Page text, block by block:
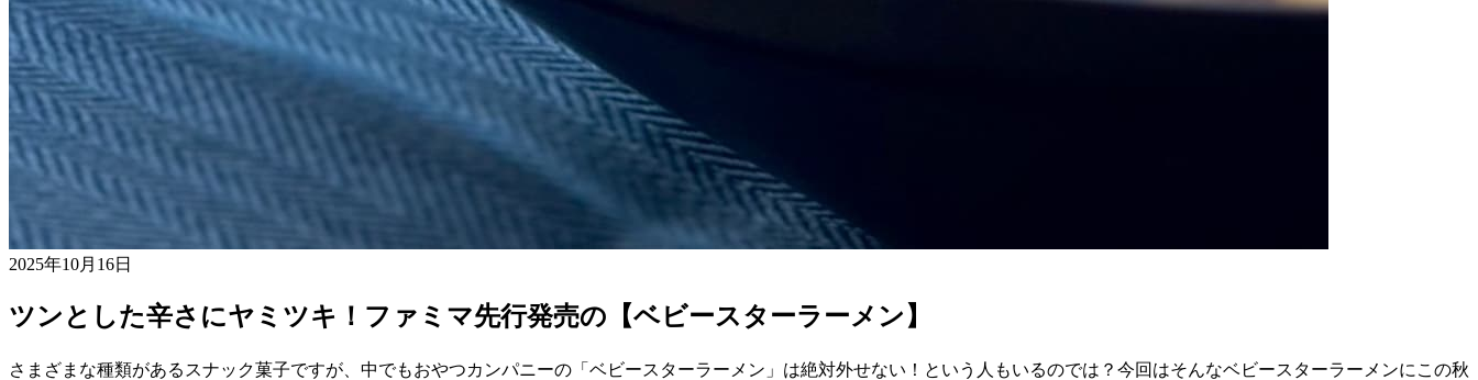
2025年10月16日
ツンとした辛さにヤミツキ！ファミマ先行発売の【ベビースターラーメン】
さまざまな種類があるスナック菓子ですが、中でもおやつカンパニーの「ベビースターラーメン」は絶対外せない！という人もいるのでは？今回はそんなベビースターラーメンにこの秋